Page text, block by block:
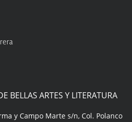
BELLAS ARTES Y LITERATURA
y Campo Marte s/n, Col. Polanco